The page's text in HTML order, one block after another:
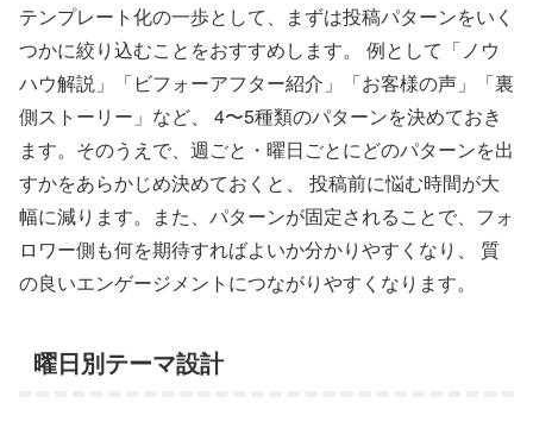
テンプレート化の一歩として、まずは投稿パターンをいく
つかに絞り込むことをおすすめします。 例として「ノウ
ハウ解説」「ビフォーアフター紹介」「お客様の声」「裏
側ストーリー」など、 4〜5種類のパターンを決めておき
ます。そのうえで、週ごと・曜日ごとにどのパターンを出
すかをあらかじめ決めておくと、 投稿前に悩む時間が大
幅に減ります。また、パターンが固定されることで、フォ
ロワー側も何を期待すればよいか分かりやすくなり、 質
の良いエンゲージメントにつながりやすくなります。
曜日別テーマ設計